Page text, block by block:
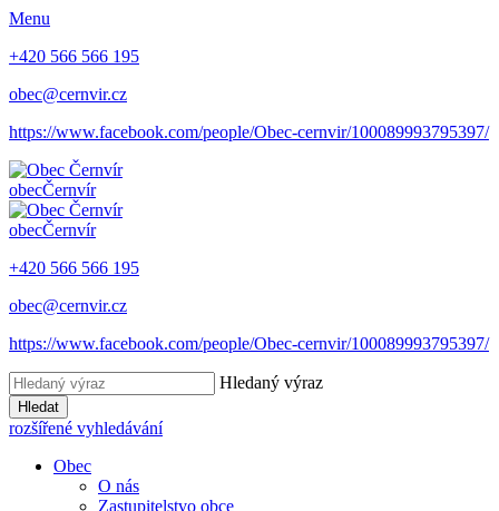
Menu
+420 566 566 195
obec@cernvir.cz
https://www.facebook.com/people/Obec-cernvir/100089993795397/
obecČernvír
obecČernvír
+420 566 566 195
obec@cernvir.cz
https://www.facebook.com/people/Obec-cernvir/100089993795397/
Hledaný výraz
Hledat
rozšířené vyhledávání
Obec
O nás
Zastupitelstvo obce